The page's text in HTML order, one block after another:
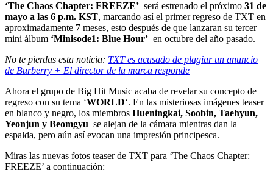
‘The Chaos Chapter: FREEZE’ será estrenado el próximo 31 de
mayo a las 6 p.m. KST, marcando así el primer regreso de TXT en
aproximadamente 7 meses, esto después de que lanzaran su tercer
mini álbum ‘Minisode1: Blue Hour’ en octubre del año pasado.
No te pierdas esta noticia: TXT es acusado de plagiar un anuncio
de Burberry + El director de la marca responde
Ahora el grupo de Big Hit Music acaba de revelar su concepto de
regreso con su tema ‘WORLD‘. En las misteriosas imágenes teaser
en blanco y negro, los miembros Hueningkai, Soobin, Taehyun,
Yeonjun y Beomgyu se alejan de la cámara mientras dan la
espalda, pero aún así evocan una impresión principesca.
Miras las nuevas fotos teaser de TXT para ‘The Chaos Chapter:
FREEZE’ a continuación: